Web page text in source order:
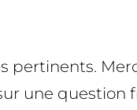
pertinents.
une question